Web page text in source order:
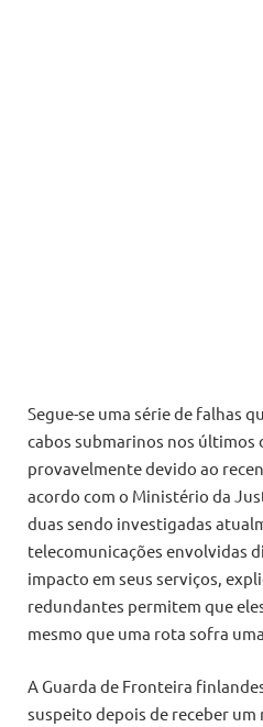
Segue-se uma série de falhas
cabos submarinos nos últimos
provavelmente devido ao
acordo com o Ministério da
duas sendo investigadas
telecomunicações envolvidas
impacto em seus serviços,
redundantes permitem que
mesmo que uma rota sofra
A Guarda de Fronteira
suspeito depois de receber